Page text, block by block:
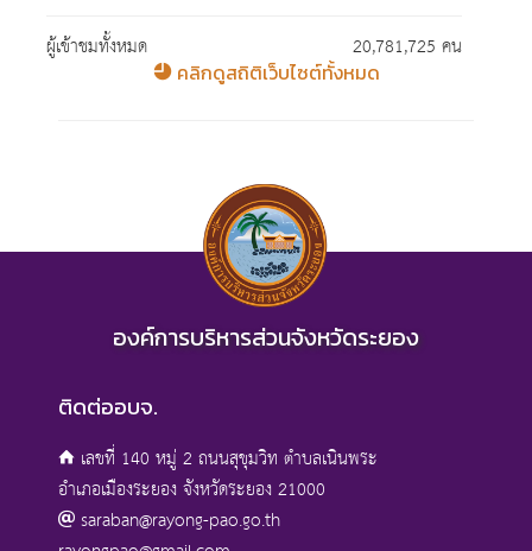
ผู้เข้าชมทั้งหมด
20,781,725 คน
คลิกดูสถิติเว็บไซต์ทั้งหมด
องค์การบริหารส่วนจังหวัดระยอง
ติดต่ออบจ.
เลขที่ 140 หมู่ 2 ถนนสุขุมวิท ตำบลเนินพระ
อำเภอเมืองระยอง จังหวัดระยอง 21000
saraban@rayong-pao.go.th